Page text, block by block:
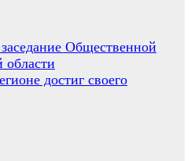
Общественной
области
достиг своего